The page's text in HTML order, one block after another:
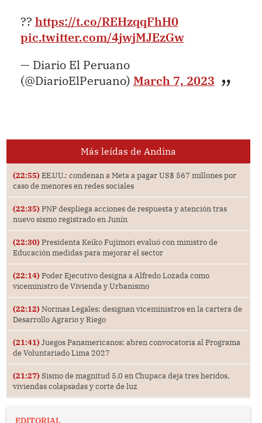
?? https://t.co/REHzqqFhH0
pic.twitter.com/4jwjMJEzGw
— Diario El Peruano
(@DiarioElPeruano) March 7, 2023
Más leídas de Andina
(22:55) EE.UU.: condenan a Meta a pagar US$ 567 millones por
caso de menores en redes sociales
(22:35) PNP despliega acciones de respuesta y atención tras
nuevo sismo registrado en Junín
(22:30) Presidenta Keiko Fujimori evaluó con ministro de
Educación medidas para mejorar el sector
(22:14) Poder Ejecutivo designa a Alfredo Lozada como
viceministro de Vivienda y Urbanismo
(22:12) Normas Legales: designan viceministros en la cartera de
Desarrollo Agrario y Riego
(21:41) Juegos Panamericanos: abren convocatoria al Programa
de Voluntariado Lima 2027
(21:27) Sismo de magnitud 5.0 en Chupaca deja tres heridos,
viviendas colapsadas y corte de luz
EDITORIAL